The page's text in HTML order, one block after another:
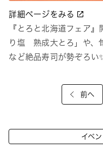
詳細ページをみる
『とろと北海道フェア
り塩 熟成大とろ」や、
など絶品寿司が勢ぞろい
前へ
イベ